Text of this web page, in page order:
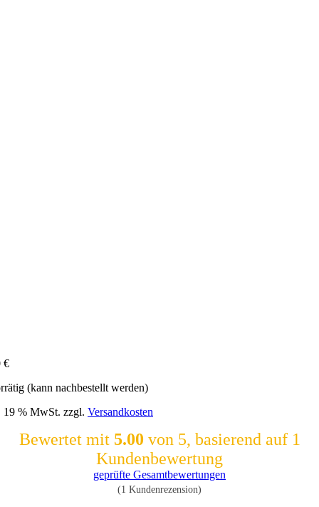
€
(kann nachbestellt werden)
19 % MwSt. zzgl. Versandkosten
Bewertet mit 5.00 von 5, basierend auf 1
Kundenbewertung
geprüfte Gesamtbewertungen
(1 Kundenrezension)